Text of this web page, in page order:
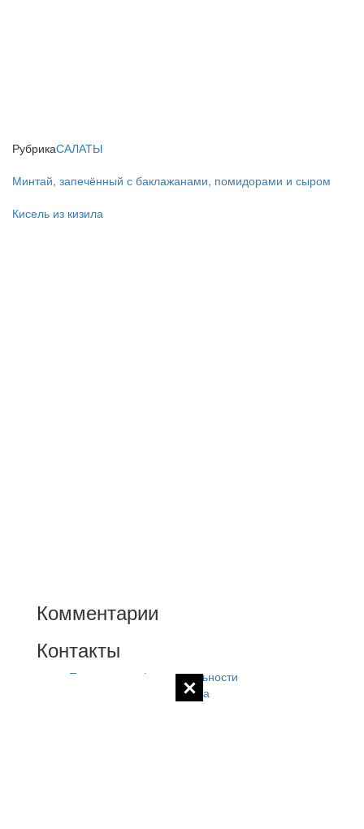
РубрикаСАЛАТЫ
Минтай, запечённый с баклажанами, помидорами и сыром
Кисель из кизила
Комментарии
Контакты
Политика конфиденциальности
Контакты администратора